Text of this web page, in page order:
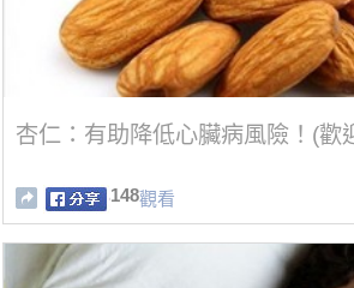
杏仁：有助降低心臟病風險！(歡
148觀看